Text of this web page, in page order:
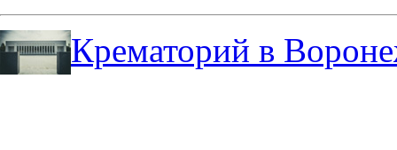
Крематорий в